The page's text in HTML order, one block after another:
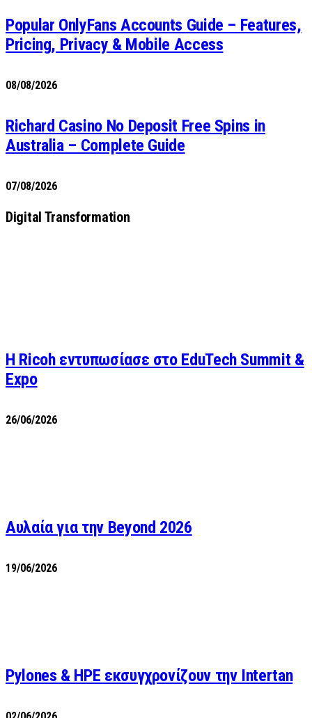
Popular OnlyFans Accounts Guide – Features,
Pricing, Privacy & Mobile Access
08/08/2026
Richard Casino No Deposit Free Spins in
Australia – Complete Guide
07/08/2026
Digital Transformation
Η Ricoh εντυπωσίασε στο EduTech Summit &
Expo
26/06/2026
Αυλαία για την Beyond 2026
19/06/2026
Pylones & HPE εκσυγχρονίζουν την Intertan